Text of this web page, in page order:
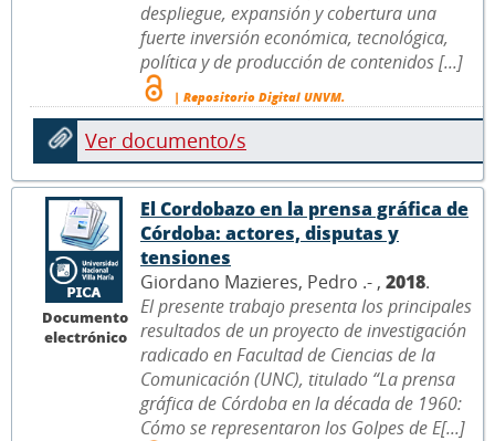
despliegue, expansión y cobertura una
fuerte inversión económica, tecnológica,
política y de producción de contenidos [...]
| Repositorio Digital UNVM.
Ver documento/s
Documento
electrónico
El Cordobazo en la prensa gráfica de
Córdoba: actores, disputas y
tensiones
Giordano Mazieres, Pedro .- , 2018.
El presente trabajo presenta los principales
resultados de un proyecto de investigación
radicado en Facultad de Ciencias de la
Comunicación (UNC), titulado “La prensa
gráfica de Córdoba en la década de 1960:
Cómo se representaron los Golpes de E[...]